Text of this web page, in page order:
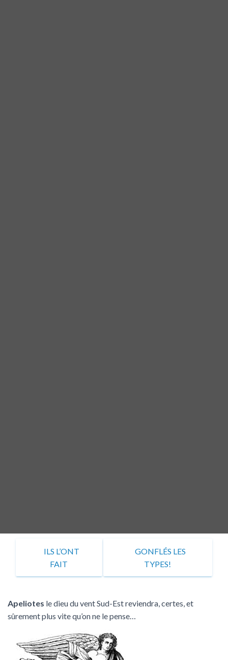
ILS L’ONT
FAIT
GONFLÉS LES
TYPES!
Apeliotes le dieu du vent Sud-Est reviendra, certes, et
sûrement plus vite qu’on ne le pense…